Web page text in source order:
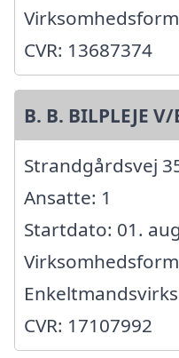
CVR: 13687374
B. B. BILPLEJE
Strandgårdsvej
Ansatte: 1
Startdato: 01.
CVR: 17107992